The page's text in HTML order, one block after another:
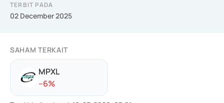
TERBIT PADA
02 December 2025
SAHAM TERKAIT
MPXL
--6%